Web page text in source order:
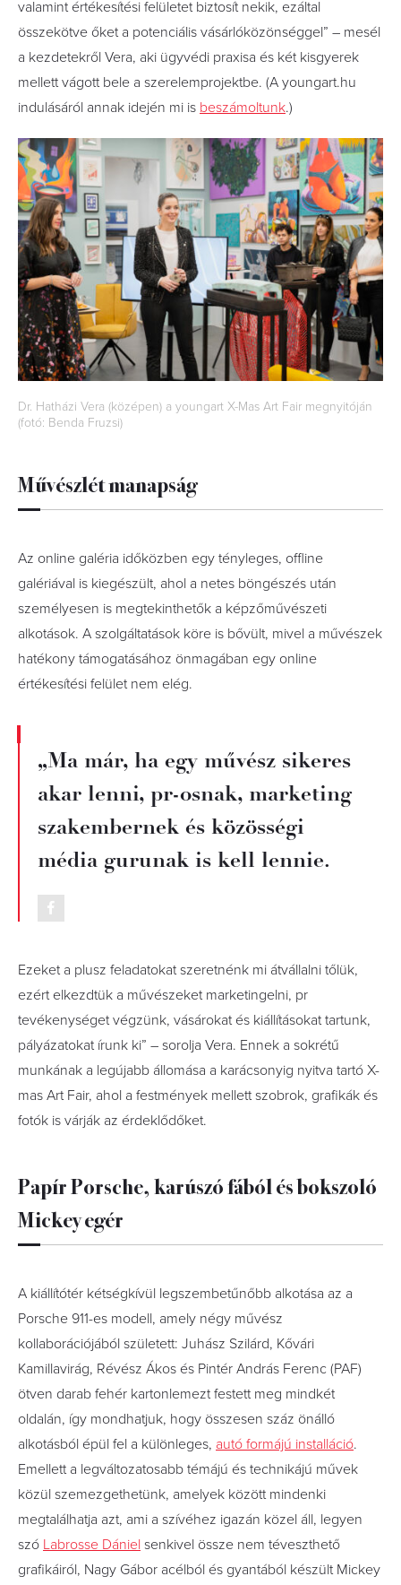
valamint értékesítési felületet biztosít nekik, ezáltal
összekötve őket a potenciális vásárlóközönséggel” – mesél
a kezdetekről Vera, aki ügyvédi praxisa és két kisgyerek
mellett vágott bele a szerelemprojektbe. (A youngart.hu
indulásáról annak idején mi is beszámoltunk.)
Dr. Hatházi Vera (középen) a youngart X-Mas Art Fair megnyitóján
(fotó: Benda Fruzsi)
Művészlét manapság
Az online galéria időközben egy tényleges, offline
galériával is kiegészült, ahol a netes böngészés után
személyesen is megtekinthetők a képzőművészeti
alkotások. A szolgáltatások köre is bővült, mivel a művészek
hatékony támogatásához önmagában egy online
értékesítési felület nem elég.
„Ma már, ha egy művész sikeres
akar lenni, pr-osnak, marketing
szakembernek és közösségi
média gurunak is kell lennie.
Ezeket a plusz feladatokat szeretnénk mi átvállalni tőlük,
ezért elkezdtük a művészeket marketingelni, pr
tevékenységet végzünk, vásárokat és kiállításokat tartunk,
pályázatokat írunk ki” – sorolja Vera. Ennek a sokrétű
munkának a legújabb állomása a karácsonyig nyitva tartó X-
mas Art Fair, ahol a festmények mellett szobrok, grafikák és
fotók is várják az érdeklődőket.
Papír Porsche, karúszó fából és bokszoló
Mickey egér
A kiállítótér kétségkívül legszembetűnőbb alkotása az a
Porsche 911-es modell, amely négy művész
kollaborációjából született: Juhász Szilárd, Kővári
Kamillavirág, Révész Ákos és Pintér András Ferenc (PAF)
ötven darab fehér kartonlemezt festett meg mindkét
oldalán, így mondhatjuk, hogy összesen száz önálló
alkotásból épül fel a különleges, autó formájú installáció.
Emellett a legváltozatosabb témájú és technikájú művek
közül szemezgethetünk, amelyek között mindenki
megtalálhatja azt, ami a szívéhez igazán közel áll, legyen
szó Labrosse Dániel senkivel össze nem téveszthető
grafikáiról, Nagy Gábor acélból és gyantából készült Mickey